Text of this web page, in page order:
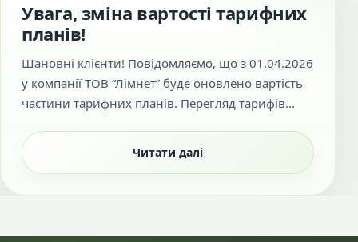
Увага, зміна вартості тарифних
планів!
Шановні клієнти! Повідомляємо, що з 01.04.2026
у компанії ТОВ “Лімнет” буде оновлено вартість
частини тарифних планів. Перегляд тарифів...
Читати далі